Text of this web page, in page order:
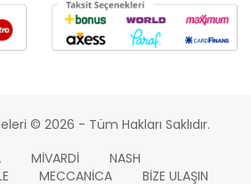
© 2026 - Tüm Hakları Saklıdır.
MIVARDI
NASH
MECCANICA BIZE ULAŞIN